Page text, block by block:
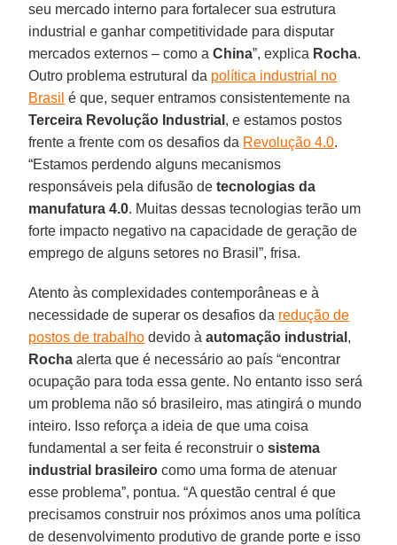
seu mercado interno para fortalecer sua estrutura
industrial e ganhar competitividade para disputar
mercados externos – como aChina”, explica Rocha.
Outro problema estrutural da política industrial no
Brasil é que, sequer entramos consistentemente na
Terceira Revolução Industrial , e estamos postos
frente a frente com os desafios da Revolução 4.0.
“Estamos perdendo alguns mecanismos
responsáveis pela difusão detecnologias da
manufatura 4.0. Muitas dessas tecnologias terão um
forte impacto negativo na capacidade de geração de
emprego de alguns setores no Brasil”, frisa.
Atento às complexidades contemporâneas e à
necessidade de superar os desafios da redução de
postos de trabalho devido àautomação industrial ,
Rocha alerta que é necessário ao país “encontrar
ocupação para toda essa gente. No entanto isso será
um problema não só brasileiro, mas atingirá o mundo
inteiro. Isso reforça a ideia de que uma coisa
fundamental a ser feita é reconstruir osistema
industrial brasileiro como uma forma de atenuar
esse problema”, pontua. “A questão central é que
precisamos construir nos próximos anos uma política
de desenvolvimento produtivo de grande porte e isso